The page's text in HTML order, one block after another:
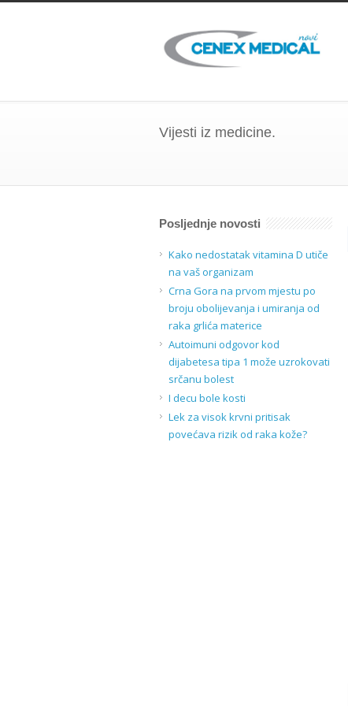
Vijesti iz medicine.
Posljednje novosti
Kako nedostatak vitamina D utiče
na vaš organizam
Crna Gora na prvom mjestu po
broju obolijevanja i umiranja od
raka grlića materice
Autoimuni odgovor kod
dijabetesa tipa 1 može uzrokovati
srčanu bolest
I decu bole kosti
Lek za visok krvni pritisak
povećava rizik od raka kože?